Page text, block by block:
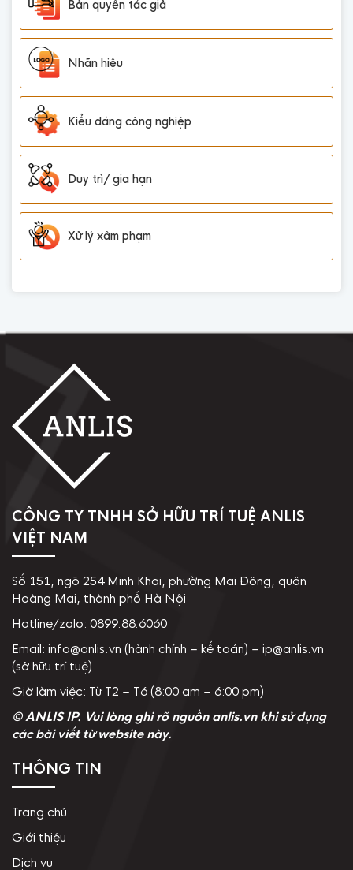
Bản quyền tác giả
Nhãn hiệu
Kiểu dáng công nghiệp
Duy trì/ gia hạn
Xử lý xâm phạm
CÔNG TY TNHH SỞ HỮU TRÍ TUỆ ANLIS
VIỆT NAM
Số 151, ngõ 254 Minh Khai, phường Mai Động, quận
Hoàng Mai, thành phố Hà Nội
Hotline/zalo: 0899.88.6060
Email: info@anlis.vn (hành chính – kế toán) – ip@anlis.vn
(sở hữu trí tuệ)
Giờ làm việc: Từ T2 – T6 (8:00 am – 6:00 pm)
© ANLIS IP. Vui lòng ghi rõ nguồn anlis.vn khi sử dụng
các bài viết từ website này.
THÔNG TIN
Trang chủ
Giới thiệu
Dịch vụ